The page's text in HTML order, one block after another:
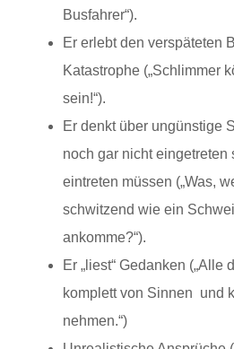
Busfahrer“).
Er erlebt den verspäteten
Katastrophe („Schlimmer
sein!“).
Er denkt über ungünstige
noch gar nicht eingetreten
eintreten müssen („Was,
schwitzend wie ein
ankomme?“).
Er „liest“ Gedanken („Alle
komplett von Sinnen und
nehmen.“)